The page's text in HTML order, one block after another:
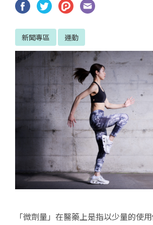
新聞專區 運動
「微劑量」在醫藥上是指以少量的使